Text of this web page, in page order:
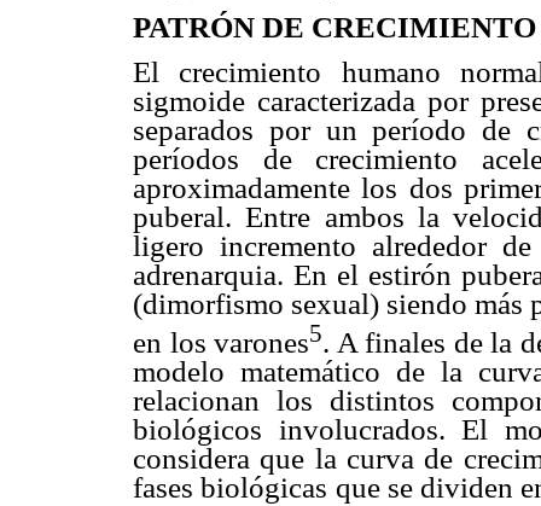
PATRÓN DE CRECIMIENTO
El crecimiento humano
sigmoide caracterizada por
separados por un período de
períodos de crecimiento
aproximadamente los dos
puberal. Entre ambos la
ligero incremento alrededor
adrenarquia. En el estirón
(dimorfismo sexual) siendo más
en los varones5. A finales de la
modelo matemático de la
relacionan los distintos
biológicos involucrados. El
considera que la curva de
fases biológicas que se dividen